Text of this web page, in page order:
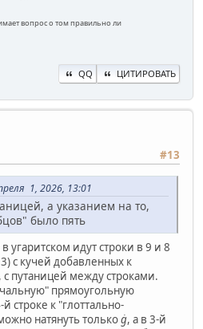
вопрос о том правильно ли
QQ ЦИТИРОВАТЬ
#13
1, 2026, 13:01
а указанием на то,
было пять
угаритском идут строки в 9 и 8
с кучей добавленных к
путаницей между строками.
прямоугольную
строке к "глоттально-
натянуть толькоġ, а в 3-й